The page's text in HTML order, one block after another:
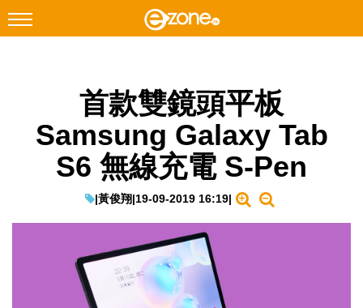
Instagram
科技焦點
網絡生活
教學評測
首款雙鏡頭平板
Samsung Galaxy Tab
S6 無線充電 S-Pen
|黃俊翔|19-09-2019 16:19|